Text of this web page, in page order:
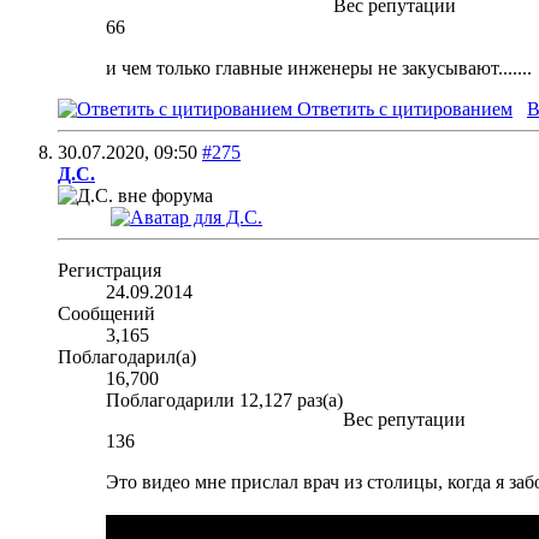
Вес репутации
66
и чем только главные инженеры не закусывают.......
Ответить с цитированием
30.07.2020, 09:50 #275
Д.С.
Регистрация
24.09.2014
Сообщений
3,165
Поблагодарил(а)
16,700
Поблагодарили 12,127 раз(а)
Вес репутации
136
Это видео мне прислал врач из столицы, когда я